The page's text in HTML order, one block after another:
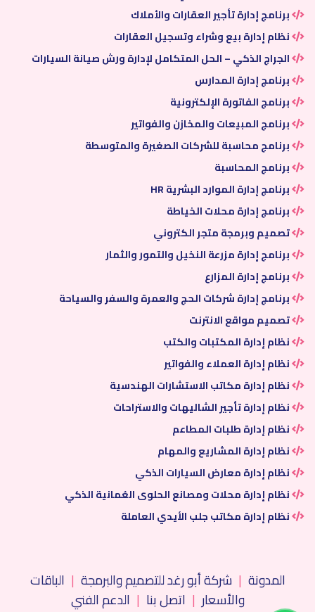
برنامج إدارة شركات تأجير السيارات
مزون ERP .. رفيقك الرقمي لإدارة أعمالك من مكان واحد
نظام مُعين – الحل الذكي لإدارة مكاتب المحاماة
برنامج إدارة تأجير العقارات والأملاك
نظام إدارة بيع وشراء وتسجيل العقارات
الجراج الذكي – الحل المتكامل لإدارة ورش صيانة السيارات
برنامج إدارة المدارس
برنامج الفاتورة الإلكترونية
برنامج المبيعات والمخازن والفواتير
برنامج محاسبة للشركات الصغيرة والمتوسطة
برنامج المحاسبة
برنامج إدارة الموارد البشرية HR
برنامج إدارة محلات الخياطة
تصميم وبرمجة متجر الكتروني
برنامج إدارة مزرعة النخيل والتمور والثمار
برنامج إدارة المزارع
برنامج إدارة شركات الحج والعمرة والسفر والسياحة
تصميم مواقع الانترنت
نظام إدارة المكتبات والكتب
نظام إدارة العملاء والفواتير
نظام إدارة مكاتب الاستشارات الهندسية
نظام إدارة تأجير الشاليهات والاستراحات
نظام إدارة طلبات المطاعم
نظام إدارة المشاريع والمهام
نظام إدارة مكاتب جلب الأيدي العاملة